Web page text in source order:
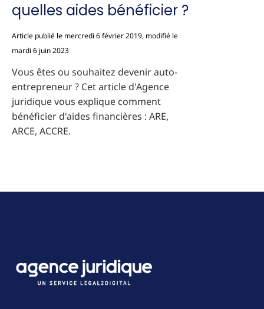
quelles aides bénéficier ?
Article publié le mercredi 6 février 2019, modifié le
mardi 6 juin 2023
Vous êtes ou souhaitez devenir auto-
entrepreneur ? Cet article d'Agence
juridique vous explique comment
bénéficier d'aides financières : ARE,
ARCE, ACCRE.